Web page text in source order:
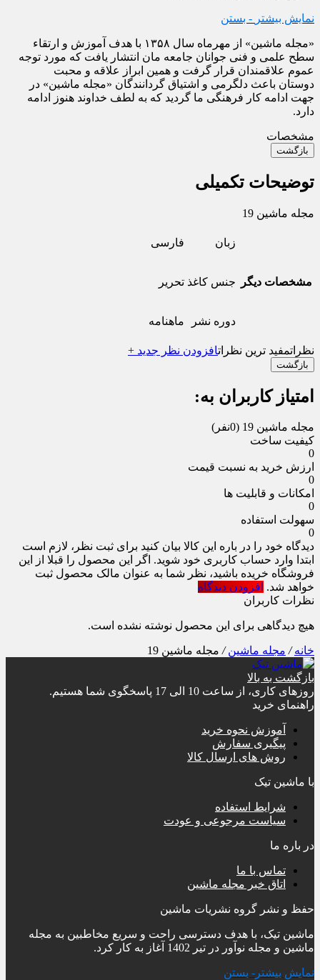
نمایش بیشتر - بستن
«مجله ماشین» از مهرماه سال ۱۳۵۸ با هدف آموزش و ارتقاء
سطح علمی و فنی جوانان جامعه مان انتشار یافت که مورد توجه
عموم علاقمندان قرار گرفت و همین ابراز علاقه و محبت
دوستان باعث دلگرمی و اشتیاق گردانندگان «مجله ماشین» در
جهت ادامه کار فرهنگی ما گردید که به لطف خداوند هنوز ادامه
دارد.
مشخصات
بازگشت
توضیحات تکمیلی
مجله ماشین 19
مشخصات دیگر
زبان فارسی
جنس کاغذ تحریر
دوره نشر ماهنامه
نظراتمفید ترین نظراتافزودن نظر جدید +
بازگشت
امتیاز کاربران به:
مجله ماشین 19
(0نفر)
کیفیت ساخت
0
ارزش خرید به نسبت قیمت
0
امکانات و قابلیت ها
0
سهولت استفاده
0
دیدگاه خود را در باره این کالا بیان کنید برای ثبت نظر، لازم است
ابتدا وارد حساب کاربری خود شوید. اگر این محصول را قبلا از این
فروشگاه خریده باشید، نظر شما به عنوان مالک محصول ثبت
خواهد شد. افزودن دیدگاه
نظرات کاربران
هیچ دیدگاهی برای این محصول نوشته نشده است.
خانه/ مجله ماشین/ مجله ماشین 19
بازگشت به بالا
روزهای کاری، از ساعت 10 الی 17 پاسخگوی شما هستیم.
راهنمای خرید
آموزش نحوه خرید
پیگیری سفارش
روش های ارسال کالا
با ماشین تیک
شرایط استفاده
سیاست مرجوعی و عودت
در باره ما
تماس با ما
اتاق خبر مجله ماشین
حفظ و نشر گروه نشریات ماشین
ماشین تیک، با هدف دسترسی راحت و سریع مخاطبین به مجله
ماشین و مجله نوآور در تیر 1402 آغاز به کار کرد.
نمایش بیشتر - بستن